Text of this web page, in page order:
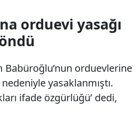
orduevi yasağı
Babüroğlu’nun orduevlerine
yasaklanmıştı.
ifade özgürlüğü’ dedi,